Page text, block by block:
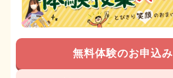
無料体験のお申込み